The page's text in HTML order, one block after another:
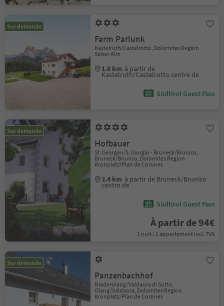
Sur demande
Farm Parlunk
Kastelruth/Castelrotto, Dolomites Region
Seiser Alm
1.8 km à partir de
Kastelruth/Castelrotto centre de
Südtirol Guest Pass
Sur demande
Hofbauer
St. Georgen/S. Giorgio - Bruneck/Brunico,
Bruneck/Brunico, Dolomites Region
Kronplatz/Plan de Corones
2.4 km à partir de Bruneck/Brunico
centre de
Südtirol Guest Pass
À partir de 94€
1 nuit / 1 appartement incl. TVA
Sur demande
Panzenbachhof
Niederolang/Valdaora di Sotto,
Olang/Valdaora, Dolomites Region
Kronplatz/Plan de Corones